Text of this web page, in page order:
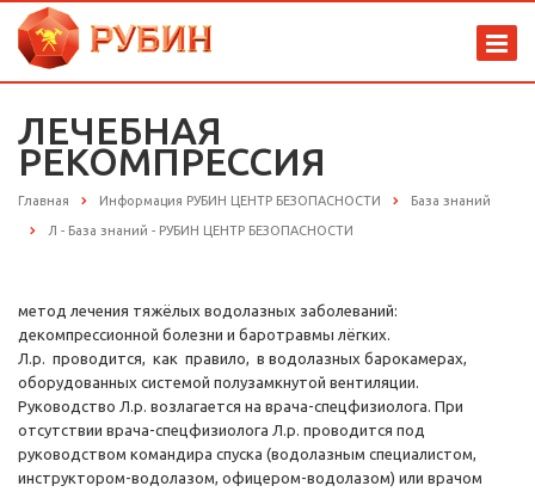
ЛЕЧЕБНАЯ
РЕКОМПРЕССИЯ
Главная Информация РУБИН ЦЕНТР БЕЗОПАСНОСТИ База знаний
Л - База знаний - РУБИН ЦЕНТР БЕЗОПАСНОСТИ
метод лечения тяжёлых водолазных заболеваний:
декомпрессионной болезни и баротравмы лёгких.
Л.р. проводится, как правило, в водолазных барокамерах,
оборудованных системой полузамкнутой вентиляции.
Руководство Л.р. возлагается на врача-спецфизиолога. При
отсутствии врача-спецфизиолога Л.р. проводится под
руководством командира спуска (водолазным специалистом,
инструктором-водолазом, офицером-водолазом) или врачом